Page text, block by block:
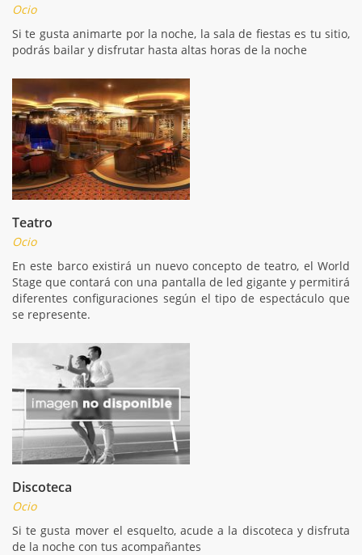
Ocio
Si te gusta animarte por la noche, la sala de fiestas es tu sitio,
podrás bailar y disfrutar hasta altas horas de la noche
Teatro
Ocio
En este barco existirá un nuevo concepto de teatro, el World
Stage que contará con una pantalla de led gigante y permitirá
diferentes configuraciones según el tipo de espectáculo que
se represente.
Discoteca
Ocio
Si te gusta mover el esquelto, acude a la discoteca y disfruta
de la noche con tus acompañantes